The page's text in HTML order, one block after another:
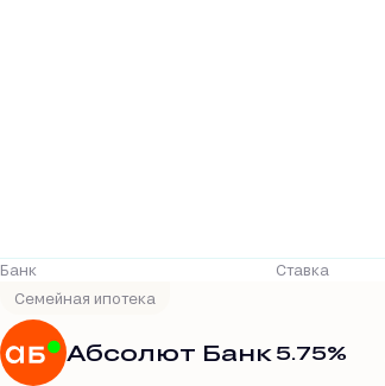
Банк Ставка
Семейная ипотека
Абсолют Банк 5.75%